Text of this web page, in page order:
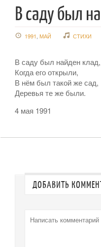
В саду был
1991 МАЙ СТИХИ
В саду был найден клад,
Когда его открыли,
В нём был такой же сад,
Деревья те же были.
4 мая 1991
ДОБАВИТЬ